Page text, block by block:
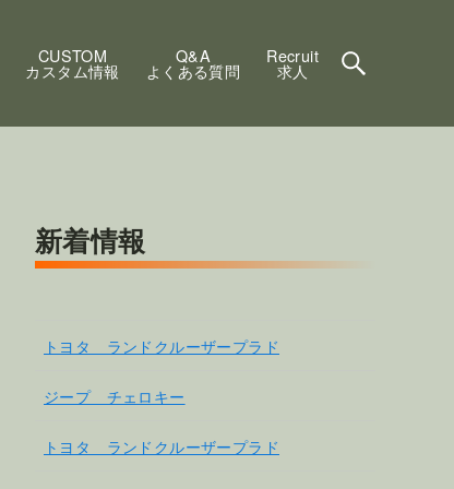
CUSTOM
カスタム情報
Q&A
よくある質問
Recruit
求人
新着情報
トヨタ ランドクルーザープラド
ジープ チェロキー
トヨタ ランドクルーザープラド